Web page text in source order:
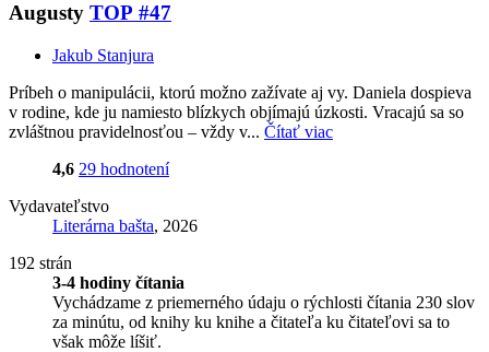
Augusty TOP #47
Jakub Stanjura
Príbeh o manipulácii, ktorú možno zažívate aj vy. Daniela dospieva
v rodine, kde ju namiesto blízkych objímajú úzkosti. Vracajú sa so
zvláštnou pravidelnosťou – vždy v... Čítať viac
4,6 29 hodnotení
Vydavateľstvo
Literárna bašta, 2026
192 strán
3-4 hodiny čítania
Vychádzame z priemerného údaju o rýchlosti čítania 230 slov
za minútu, od knihy ku knihe a čitateľa ku čitateľovi sa to
však môže líšiť.